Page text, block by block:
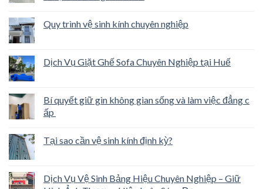
Quy trình vệ sinh kính chuyên nghiệp
Dịch Vụ Giặt Ghế Sofa Chuyên Nghiệp tại Huế
Bí quyết giữ gìn không gian sống và làm việc đẳng c
ấp
Tại sao cần vệ sinh kính định kỳ?
Dịch Vụ Vệ Sinh Bảng Hiệu Chuyên Nghiệp – Giữ